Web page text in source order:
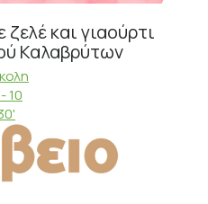
και γιαούρτι
Καλαβρύτων
10